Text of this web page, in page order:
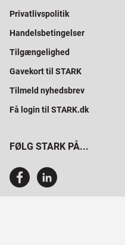
Privatlivspolitik
Handelsbetingelser
Tilgængelighed
Gavekort til STARK
Tilmeld nyhedsbrev
Få login til STARK.dk
FØLG STARK PÅ...